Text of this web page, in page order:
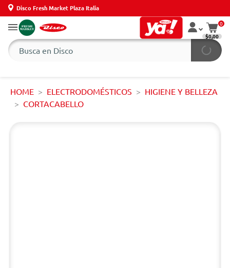
Disco Fresh Market Plaza Italia
0
$0,00
HOME ELECTRODOMÉSTICOS
HIGIENE Y BELLEZA
CORTACABELLO